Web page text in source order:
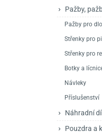
Pažby,
Pažby pro
Střenky pro
Střenky pro
Botky a
Návleky
Příslušenství
Náhradní
Pouzdra a